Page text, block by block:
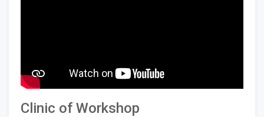
Clinic of Workshop